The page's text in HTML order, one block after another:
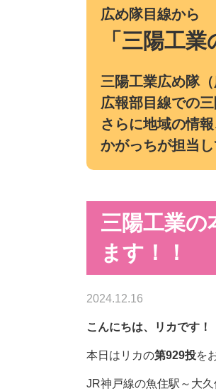
広め隊目線から
「三陽工
三陽工業広め隊
広報部目線での
さらに地域の情
かがっちが担当し
三陽工業の
ます！！
2024.12.16
こんにちは、リカです！
本日はリカの第929投を
JR神戸線の魚住駅～大